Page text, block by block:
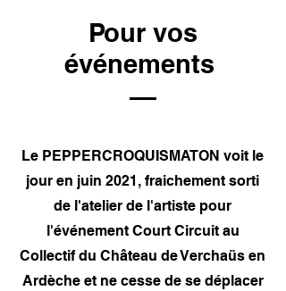
Pour vos
événements
Le PEPPERCROQUISMATON voit le
jour en juin 2021, fraichement sorti
de l'atelier de l'artiste pour
l'événement Court Circuit au
Collectif du Château de Verchaüs en
Ardèche et ne cesse de se déplacer